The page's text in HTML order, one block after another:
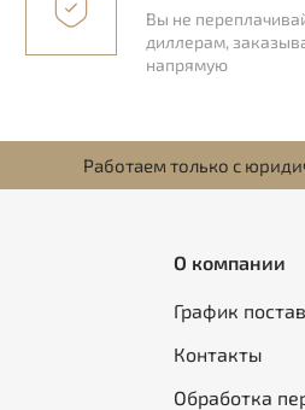
Вы не
диллерам,
напрямую
Работаем только с
О компании
График
Контакты
Обработка